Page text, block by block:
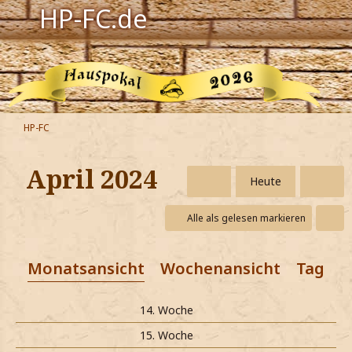
HP-FC.de
Navigation
Harry Potter
Der HP-FC
Hogwarts
Zauberwelt
Willkommen
Jetzt Fanclub-Mitglied werden!
HP-FC
April 2024 Heute
Alle als gelesen markieren
Monatsansicht Wochenansicht
14. Woche
15. Woche